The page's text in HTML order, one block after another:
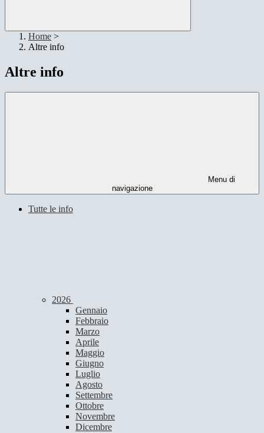
Home >
Altre info
Altre info
Menu di
navigazione
Tutte le info
2026
Gennaio
Febbraio
Marzo
Aprile
Maggio
Giugno
Luglio
Agosto
Settembre
Ottobre
Novembre
Dicembre